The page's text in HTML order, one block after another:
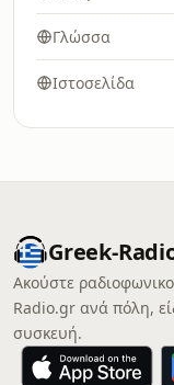
Γλώσσα
Ιστοσελίδα
Greek-
Ακούστε
Radio.gr ανά πόλη,
συσκευή.